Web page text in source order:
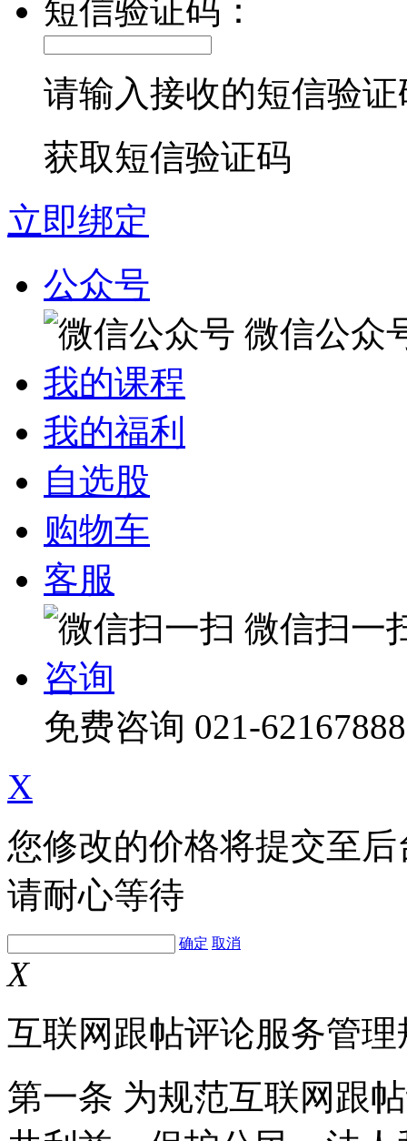
短信验证码：
请输入接收的短信验证
获取短信验证码
立即绑定
公众号
微信公众
我的课程
我的福利
自选股
购物车
客服
微信扫一
咨询
免费咨询 021-62167888
X
您修改的价格将提交至
请耐心等待
确定 取消
X
互联网跟帖评论服务管理
第一条 为规范互联网跟